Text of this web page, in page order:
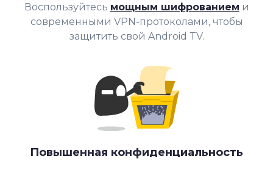
Воспользуйтесь мощным шифрованием и
современными VPN-протоколами, чтобы
защитить свой Android TV.
Повышенная конфиденциальность